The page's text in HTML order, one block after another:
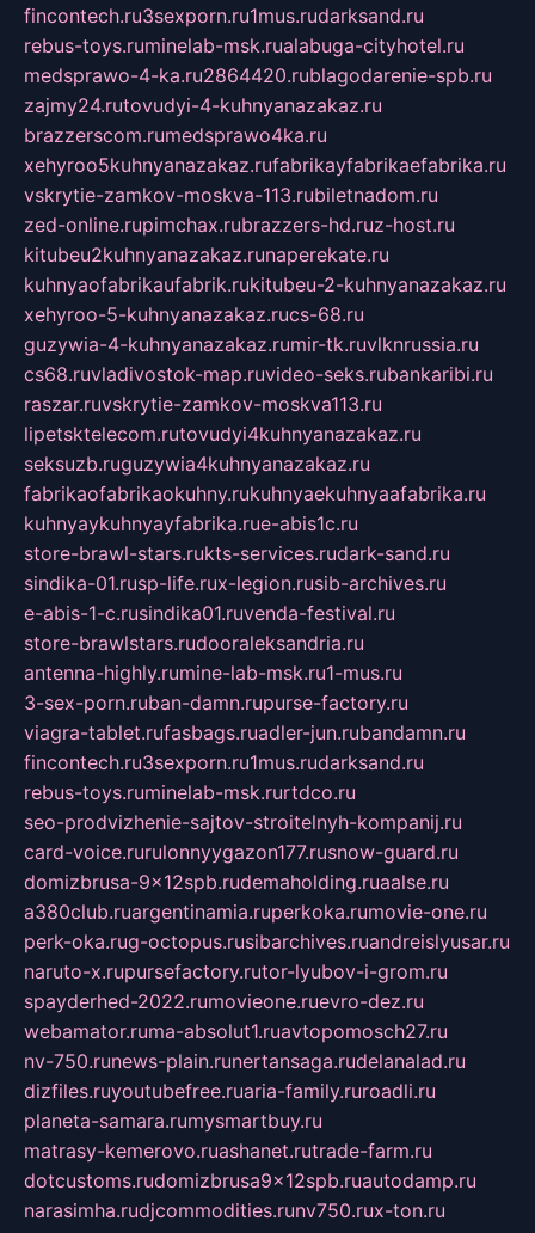
fincontech.ru3sexporn.ru1mus.rudarksand.ru
rebus-toys.ruminelab-msk.rualabuga-cityhotel.ru
medsprawo-4-ka.ru2864420.rublagodarenie-spb.ru
zajmy24.rutovudyi-4-kuhnyanazakaz.ru
brazzerscom.rumedsprawo4ka.ru
xehyroo5kuhnyanazakaz.rufabrikayfabrikaefabrika.ru
vskrytie-zamkov-moskva-113.rubiletnadom.ru
zed-online.rupimchax.rubrazzers-hd.ruz-host.ru
kitubeu2kuhnyanazakaz.runaperekate.ru
kuhnyaofabrikaufabrik.rukitubeu-2-kuhnyanazakaz.ru
xehyroo-5-kuhnyanazakaz.rucs-68.ru
guzywia-4-kuhnyanazakaz.rumir-tk.ruvlknrussia.ru
cs68.ruvladivostok-map.ruvideo-seks.rubankaribi.ru
raszar.ruvskrytie-zamkov-moskva113.ru
lipetsktelecom.rutovudyi4kuhnyanazakaz.ru
seksuzb.ruguzywia4kuhnyanazakaz.ru
fabrikaofabrikaokuhny.rukuhnyaekuhnyaafabrika.ru
kuhnyaykuhnyayfabrika.rue-abis1c.ru
store-brawl-stars.rukts-services.rudark-sand.ru
sindika-01.rusp-life.rux-legion.rusib-archives.ru
e-abis-1-c.rusindika01.ruvenda-festival.ru
store-brawlstars.rudooraleksandria.ru
antenna-highly.rumine-lab-msk.ru1-mus.ru
3-sex-porn.ruban-damn.rupurse-factory.ru
viagra-tablet.rufasbags.ruadler-jun.rubandamn.ru
fincontech.ru3sexporn.ru1mus.rudarksand.ru
rebus-toys.ruminelab-msk.rurtdco.ru
seo-prodvizhenie-sajtov-stroitelnyh-kompanij.ru
card-voice.rurulonnyygazon177.rusnow-guard.ru
domizbrusa-9x12spb.rudemaholding.ruaalse.ru
a380club.ruargentinamia.ruperkoka.rumovie-one.ru
perk-oka.rug-octopus.rusibarchives.ruandreislyusar.ru
naruto-x.rupursefactory.rutor-lyubov-i-grom.ru
spayderhed-2022.rumovieone.ruevro-dez.ru
webamator.ruma-absolut1.ruavtopomosch27.ru
nv-750.runews-plain.runertansaga.rudelanalad.ru
dizfiles.ruyoutubefree.ruaria-family.ruroadli.ru
planeta-samara.rumysmartbuy.ru
matrasy-kemerovo.ruashanet.rutrade-farm.ru
dotcustoms.rudomizbrusa9x12spb.ruautodamp.ru
narasimha.rudjcommodities.runv750.rux-ton.ru